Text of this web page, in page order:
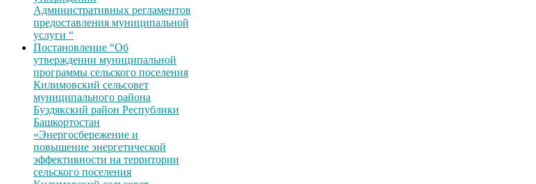
Административных регламентов
предоставления муниципальной
услуги “
Постановление “Об
утверждении муниципальной
программы сельского поселения
Килимовский сельсовет
муниципального района
Буздякский район Республики
Башкортостан
«Энергосбережение и
повышение энергетической
эффективности на территории
сельского поселения